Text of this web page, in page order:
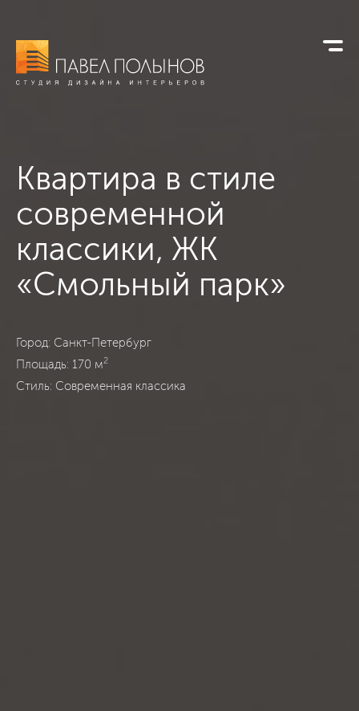
Квартира в стиле
современной
классики, ЖК
«Смольный парк»
ЖК «Смольный парк», Санкт-Петербург, Современная
Город: Санкт-Петербург
Площадь: 170 м2
Стиль: Современная классика